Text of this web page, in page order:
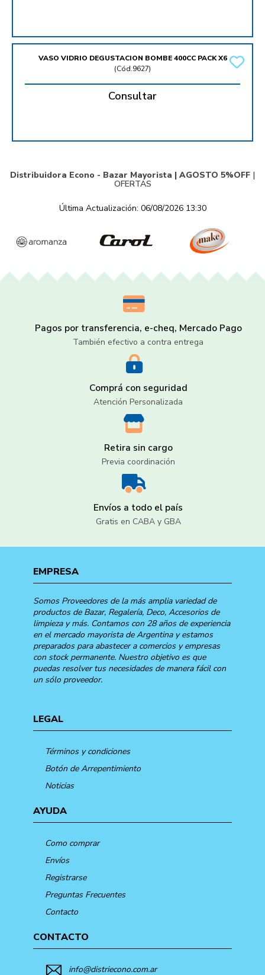
VASO VIDRIO DEGUSTACION BOMBE 400CC PACK X6
(Cód.9627)
Consultar
Distribuidora Econo - Bazar Mayorista | AGOSTO 5%OFF |
OFERTAS
Última Actualización: 06/08/2026 13:30
Pagos por transferencia, e-cheq, Mercado Pago
También efectivo a contra entrega
Comprá con seguridad
Atención Personalizada
Retira sin cargo
Previa coordinación
Envíos a todo el país
Gratis en CABA y GBA
EMPRESA
Somos Proveedores de la más amplia variedad de
productos de Bazar, Regalería, Deco, Accesorios de
limpieza y más. Contamos con 28 años de experiencia
en el mercado mayorista de Argentina y estamos
preparados para abastecer a comercios y empresas
con stock permanente. Nuestro objetivo es que
puedas resolver tus necesidades de manera fácil con
un sólo proveedor.
LEGAL
Términos y condiciones
Botón de Arrepentimiento
Noticias
AYUDA
Como comprar
Envíos
Registrarse
Preguntas Frecuentes
Contacto
CONTACTO
info@distriecono.com.ar